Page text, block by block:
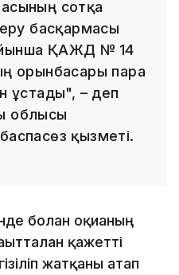
сотқа
басқармасы
ҚАЖД № 14
орынбасары пара
ұстады", – деп
облысы
қызметі.
болған оқиғаның
қажетті
жатқаны атап